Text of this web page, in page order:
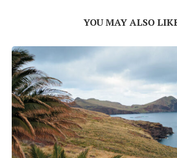
YOU MAY ALSO